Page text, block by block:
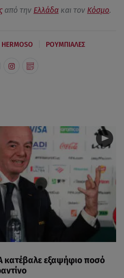
από την Ελλάδα και τον Κόσμο.
HERMOSO ΡΟΥΜΠΙΑΛΕΣ
κατέβαλε εξαψήφιο ποσό